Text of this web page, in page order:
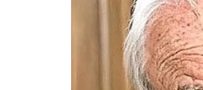
Pred vama je veoma važna sedmica
Mnoge Škorpije će dobiti priliku za
imati veliki uticaj na njihovu budućnost.
Ono što će vas posebno iznenaditi
od kojih to najmanje očekujete.